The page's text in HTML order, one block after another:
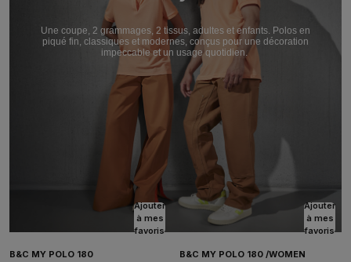
Une coupe, 2 grammages, 2 tissus, adultes et enfants. Polos en
piqué fin, classiques et modernes, conçus pour une décoration
impeccable et un usage quotidien.
Ajouter
à mes
favoris
B&C MY POLO 180
Ajouter
à mes
favoris
B&C MY POLO 180 /WOMEN